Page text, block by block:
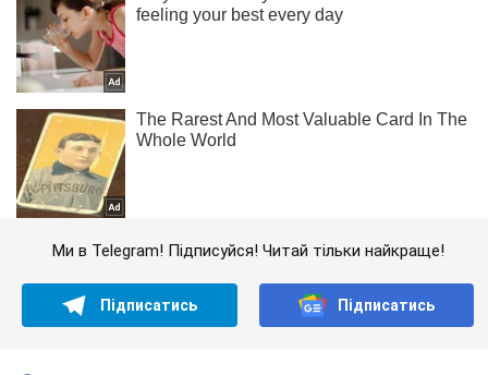
Ми в Telegram! Підписуйся! Читай тільки найкраще!
Підписатись Підписатись